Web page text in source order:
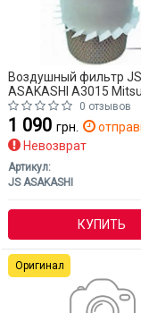
Воздушный фильтр JS
ASAKASHI A3015
L400
0 отзывов
1 090 грн.
Невозврат
Артикул:
JS ASAKASHI
КУПИТЬ
Оригинал